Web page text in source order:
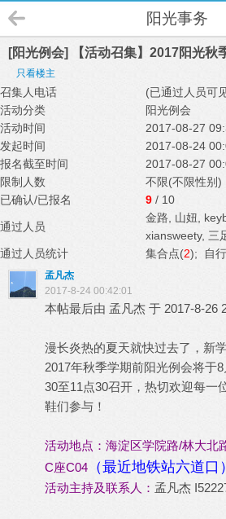
阳光事务
[阳光例会] 【活动召集】2017阳光秋
只看楼主
召集人电话
(已通过人员可
活动分类
阳光例会
活动时间
2017-08-27
发起时间
2017-08-24
报名截至时间
2017-08-27
限制人数
不限(不限性别)
已确认/已报名
9 / 10
通过人员
金路 山妞
xiansweety, 三
通过人员统计
集合点(2); 自
孟凡杰
2017-8-24 00:42:01
本帖最后由 孟凡杰 于 2017-8-26
漫长炎热的夏天就快过去了，新
2017年秋季学期前阳光例会将于
30至11点30召开，热切欢迎每一
鞋们参与！
活动地点：海淀区学院路/林大北
C座C04 （最近地铁站六道口）
活动主持及联系人： 孟凡杰